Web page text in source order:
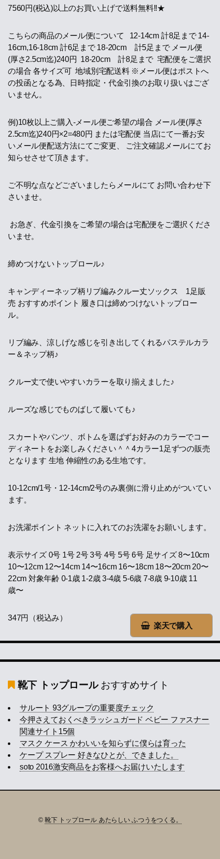
7560円(税込)以上のお買い上げで送料無料!!★
こちらの商品のメール便について 12-14cm 計8足まで 14-
16cm,16-18cm 計6足まで 18-20cm 計5足まで メール便
(厚さ2.5cm迄)240円 18-20cm 計8足まで 宅配便をご選択
の場合 各サイズ可 地域別宅配送料 ※メール便はポストへ
の投函となる為、日時指定・代金引換のお取り扱いはござ
いません。
例)10枚以上ご購入-メール便ご希望の場合 メール便(厚さ
2.5cm迄)240円×2=480円 または宅配便 当店にて一番お安
いメール便配送方法にてご変更、 ご注文確認メールにてお
知らせさせて頂きます。
ご不明な点などございましたらメールにて お問い合わせ下
さいませ。
お急ぎ、代金引換をご希望の場合は宅配便をご選択くださ
いませ。
締めつけないトップロール♪
キャンディーネップ柄リブ編みクルー丈ソックス 1足販
売 おすすめポイント 履き口は締めつけないトップロー
ル。
リブ編み、涼しげな感じを引き出してくれるパステルカラ
ー＆ネップ柄♪
クルー丈で使いやすいカラーを取り揃えました♪
ルーズな感じでものばして履いても♪
スカートやパンツ、ボトムを選ばずお好みのカラーでコー
ディネートをお楽しみください＾＾4カラー1足ずつの販売
となります 生地 伸縮性のある生地です。
10-12cm/1号・12-14cm/2号のみ裏側に滑り止めがついてい
ます。
お洗濯ポイント ネットに入れてのお洗濯をお願いします。
表示サイズ 0号 1号 2号 3号 4号 5号 6号 足サイズ 8〜10cm
10〜12cm 12〜14cm 14〜16cm 16〜18cm 18〜20cm 20〜
22cm 対象年齢 0-1歳 1-2歳 3-4歳 5-6歳 7-8歳 9-10歳 11
歳〜
楽天で購入
347円（税込み）
靴下 トップロールおすすめサイト
サルート 93グループの重要度チェック
今押さえておくべきラッシュガード ベビー ファスナー
関連サイト15個
マスク ケース かわいいを知らずに僕らは育った
ケープ スプレー 好きなひとが、できました。
soto 2016激安商品をお客様へお届けいたします
©靴下 トップロール あたらしい ふつうをつくる。